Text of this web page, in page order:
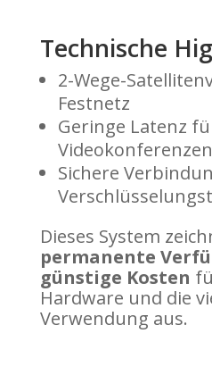
Technische
2-Wege-
Festnetz
Geringe Latenz
Sichere
Dieses System
permanente
günstige Kosten
Hardware und die
Verwendung aus.